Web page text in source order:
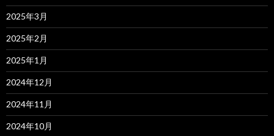
2025年3月
2025年2月
2025年1月
2024年12月
2024年11月
2024年10月